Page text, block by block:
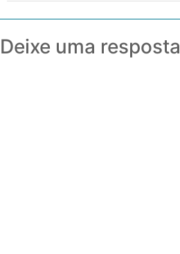
Deixe uma resposta